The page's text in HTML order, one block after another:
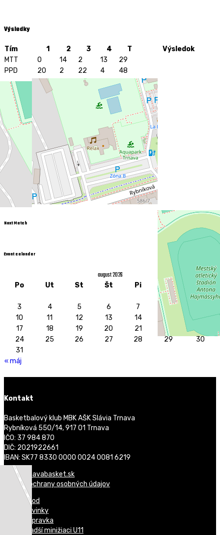
Výsledky
Tím 1 2 3 4 T
Výsledok
MTT
0 14 2 13
29
PPD
20 2 22 4 48
MTT PPD
Latest Results
05.03. 2015
6-0-6-0
Lions vs Miami Club
Next Match
Event calendar
august 2026
Po Ut St Št Pi So Ne
« máj
1
2
3
4 5 6 7 8
10
11 12 13 14 15
16
17
18 19 20 21 22
24
25 26 27 28 29
30
31
Kontakt
Basketbalový klub MBK AŠK Slávia Trnava
Rybníková 550/14, 917 01 Trnava
IČO: 37 984 870
DIČ: 2021922661
IBAN: SK77 8330 0000 0024 0081 6219
info@trnavabasket.sk
Zásady ochrany osobných údajov
Úvod
Novinky
Prípravka
Mladší minižiaci U11